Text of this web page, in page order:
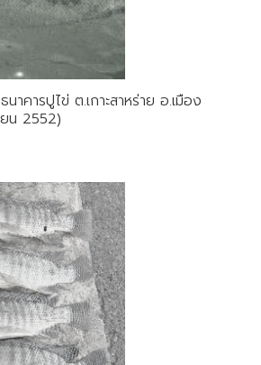
าคารปูไข่ ต.เกาะสาหร่าย อ.เมือง
น 2552)